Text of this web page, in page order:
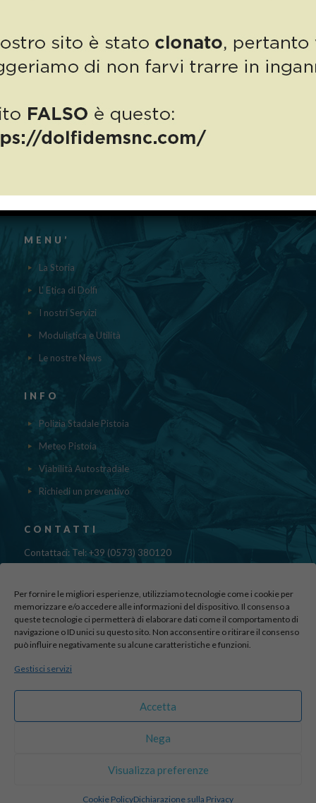
Per fornire le migliori esperienze, utilizziamo tecnologie come i cookie per
memorizzare e/o accedere alle informazioni del dispositivo. Il consenso a
queste tecnologie ci permetterà di elaborare dati come il comportamento di
navigazione o ID unici su questo sito. Non acconsentire o ritirare il consenso
può influire negativamente su alcune caratteristiche e funzioni.
Gestisci servizi
Accetta
Nega
Visualizza preferenze
Cookie PolicyDichiarazione sulla Privacy
PUBBLICAZIONE AIUTI DI STATO
MENU’
La Storia
L' Etica di Dolfi
I nostri Servizi
Modulistica e Utilità
Le nostre News
INFO
Polizia Stadale Pistoia
Meteo Pistoia
Viabilità Autostradale
Richiedi un preventivo
CONTATTI
Contattaci: Tel: +39 (0573) 380120
Fax: 39 (0573) 985420
Via di Canapale, 10
51100 PISTOIA
Find us here:
sito realizzato da
Reserved | Credits